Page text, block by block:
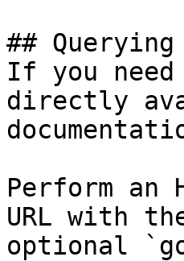
##
If you
directly
Perform an
URL with
optional